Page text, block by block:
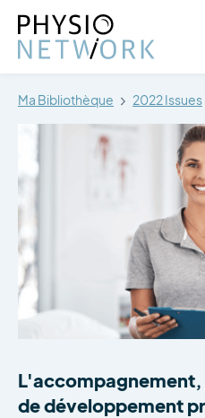
Ma Bibliothèque 2022 Issues
de développement